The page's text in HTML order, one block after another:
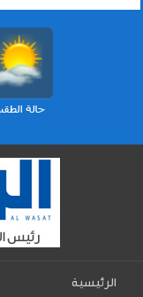
الرئيسية